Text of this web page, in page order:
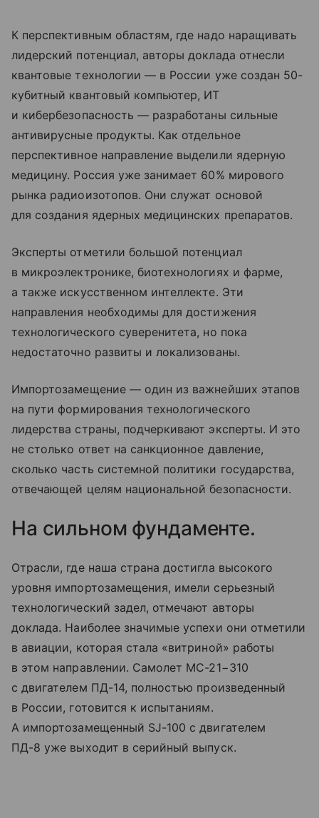
К перспективным областям, где надо наращивать
лидерский потенциал, авторы доклада отнесли
квантовые технологии — в России уже создан 50-
кубитный квантовый компьютер, ИТ
и кибербезопасность — разработаны сильные
антивирусные продукты. Как отдельное
перспективное направление выделили ядерную
медицину. Россия уже занимает 60% мирового
рынка радиоизотопов. Они служат основой
для создания ядерных медицинских препаратов.
Эксперты отметили большой потенциал
в микроэлектронике, биотехнологиях и фарме,
а также искусственном интеллекте. Эти
направления необходимы для достижения
технологического суверенитета, но пока
недостаточно развиты и локализованы.
Импортозамещение — один из важнейших этапов
на пути формирования технологического
лидерства страны, подчеркивают эксперты. И это
не столько ответ на санкционное давление,
сколько часть системной политики государства,
отвечающей целям национальной безопасности.
На сильном фундаменте.
Отрасли, где наша страна достигла высокого
уровня импортозамещения, имели серьезный
технологический задел, отмечают авторы
доклада. Наиболее значимые успехи они отметили
в авиации, которая стала «витриной» работы
в этом направлении. Самолет МС-21−310
с двигателем ПД-14, полностью произведенный
в России, готовится к испытаниям.
А импортозамещенный SJ-100 с двигателем
ПД-8 уже выходит в серийный выпуск.